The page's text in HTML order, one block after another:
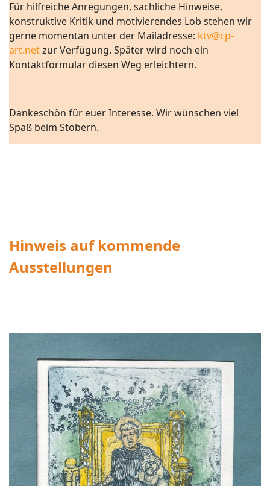
Für hilfreiche Anregungen, sachliche Hinweise,
konstruktive Kritik und motivierendes Lob stehen wir
gerne momentan unter der Mailadresse: ktv@cp-
art.netzur Verfügung. Später wird noch ein
Kontaktformular diesen Weg erleichtern.
Dankeschön für euer Interesse. Wir wünschen viel
Spaß beim Stöbern.
Hinweis auf kommende
Ausstellungen